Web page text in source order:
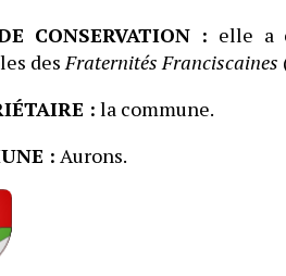
CONSERVATION : elle a
desFraternités Franciscaines
: la commune.
: Aurons.